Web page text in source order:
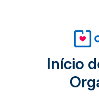
Início